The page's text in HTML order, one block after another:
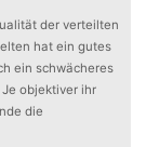
der verteilten
hat ein gutes
ein schwächeres
objektiver ihr
die